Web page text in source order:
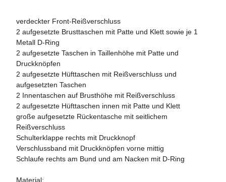
verdeckter Front-Reißverschluss
2 aufgesetzte Brusttaschen mit Patte und Klett sowie je 1
Metall D-Ring
2 aufgesetzte Taschen in Taillenhöhe mit Patte und
Druckknöpfen
2 aufgesetzte Hüfttaschen mit Reißverschluss und
aufgesetzten Taschen
2 Innentaschen auf Brusthöhe mit Reißverschluss
2 aufgesetzte Hüfttaschen innen mit Patte und Klett
große aufgesetzte Rückentasche mit seitlichem
Reißverschluss
Schulterklappe rechts mit Druckknopf
Verschlussband mit Druckknöpfen vorne mittig
Schlaufe rechts am Bund und am Nacken mit D-Ring
Material: